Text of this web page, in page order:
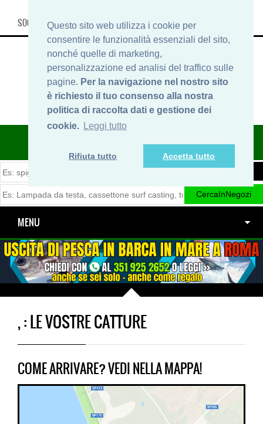
Questo sito web utilizza i cookie per
consentire le funzionalità essenziali del sito,
nonché quelle di marketing,
personalizzazione ed analisi del traffico sulle
pagine. Per la navigazione nel nostro sito
è richiesto il tuo consenso alla nostra
politica di raccolta dati e gestione dei
cookie. Leggi tutto
Rifiuta tutto Accetta tutto
SOCIAL, INFO & SHOP
ITINERARIDIPESCA.IT
MENU
, : LE VOSTRE CATTURE
COME ARRIVARE? VEDI NELLA MAPPA!